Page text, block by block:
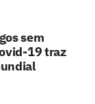
sem
19 traz